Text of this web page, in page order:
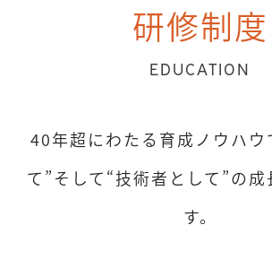
研修制度
EDUCATION
40年超にわたる育成ノウハウ
て”そして“技術者として”の成
す。